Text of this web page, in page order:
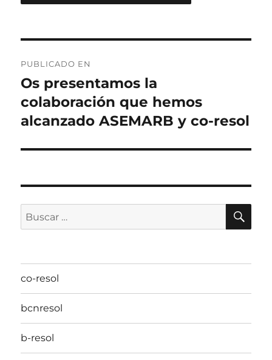
de
entradas
PUBLICADO EN
Os presentamos la
colaboración que hemos
alcanzado ASEMARB y co-resol
Buscar
por:
co-resol
bcnresol
b-resol